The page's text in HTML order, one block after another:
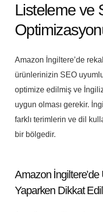
Listeleme ve
Amazon İngiltere’de
ürünlerinizin SEO
optimize edilmiş ve
uygun olması gerekir.
farklı terimlerin ve dil
bir bölgedir.
Amazon
Yaparken Dikkat